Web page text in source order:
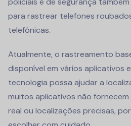
para rastrear telefones
telefônicas.
Atualmente, o rastreamento
disponível em vários aplicativos
tecnologia possa ajudar a
muitos aplicativos não
real ou localizações precisas,